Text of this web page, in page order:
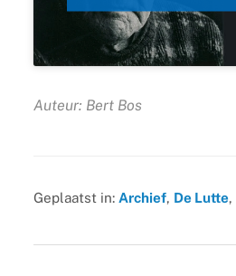
Auteur: Bert Bos
Geplaatst in: Archief, De Lutte,